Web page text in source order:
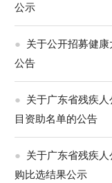
公示
● 关于公开招募健
公告
● 关于广东省残疾人
目资助名单的公告
● 关于广东省残疾人
购比选结果公示